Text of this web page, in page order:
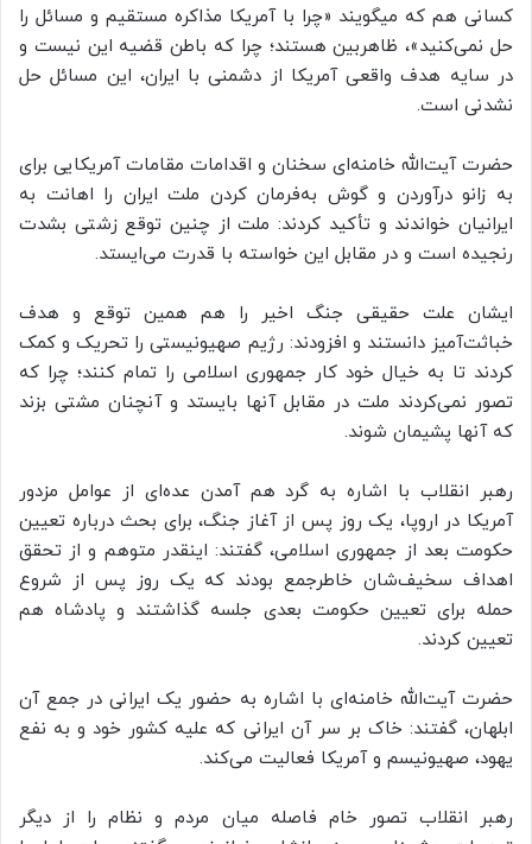
کسانی هم که میگویند «چرا با آمریکا مذاکره مستقیم و مسائل را
حل نمی‌کنید»، ظاهربین هستند؛ چرا که باطن قضیه این نیست و
در سایه هدف واقعی آمریکا از دشمنی با ایران، این مسائل حل
نشدنی است.
حضرت آیت‌الله خامنه‌ای سخنان و اقدامات مقامات آمریکایی برای
به زانو درآوردن و گوش به‌فرمان کردن ملت ایران را اهانت به
ایرانیان خواندند و تأکید کردند: ملت از چنین توقع زشتی بشدت
رنجیده است و در مقابل این خواسته با قدرت می‌ایستد.
ایشان علت حقیقی جنگ اخیر را هم همین توقع و هدف
خباثت‌آمیز دانستند و افزودند: رژیم صهیونیستی را تحریک و کمک
کردند تا به خیال خود کار جمهوری اسلامی را تمام کنند؛ چرا که
تصور نمی‌کردند ملت در مقابل آنها بایستد و آنچنان مشتی بزند
که آنها پشیمان شوند.
رهبر انقلاب با اشاره به گرد هم آمدن عده‌ای از عوامل مزدور
آمریکا در اروپا، یک روز پس از آغاز جنگ، برای بحث درباره تعیین
حکومت بعد از جمهوری اسلامی، گفتند: اینقدر متوهم و از تحقق
اهداف سخیف‌شان خاطرجمع بودند که یک روز پس از شروع
حمله برای تعیین حکومت بعدی جلسه گذاشتند و پادشاه هم
تعیین کردند.
حضرت آیت‌الله خامنه‌ای با اشاره به حضور یک ایرانی در جمع آن
ابلهان، گفتند: خاک بر سر آن ایرانی که علیه کشور خود و به نفع
یهود، صهیونیسم و آمریکا فعالیت می‌کند.
رهبر انقلاب تصور خام فاصله میان مردم و نظام را از دیگر